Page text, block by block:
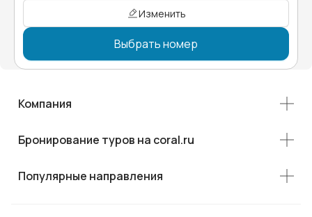
Изменить
Выбрать номер
Компания
Бронирование туров на coral.ru
Популярные направления